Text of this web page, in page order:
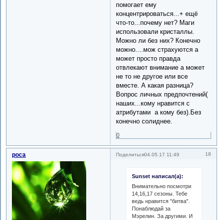
помогает ему
концентрироваться...+ ещё
что-то...почему нет? Маги
использовали кристаллы.
Можно ли без них? Конечно
можно....мож страхуются а
может просто правда
отвлекают внимание а может
не то не другое или все
вместе. А какая разница?
Вопрос личных предпочтений(
наших...кому нравится с
атрибутами а кому без).Без
конечно солиднее.
0
Поделиться 18
04.05.17 11:49
роса
Sunset написал(а):
Внимательно посмотри
14,16,17 сезоны. Тебе
ведь нравится "битва".
Понаблюдай за
Мэрелин. За другими. И